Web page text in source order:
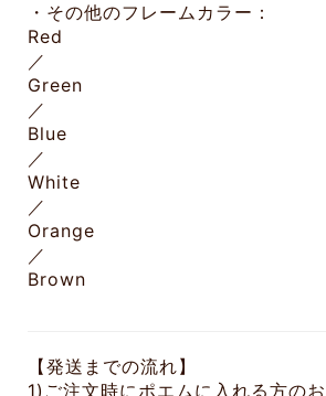
・その他のフレームカラー：
Red
／
Green
／
Blue
／
White
／
Orange
／
Brown
【発送までの流れ】
1)ご注文時にポエムに入れる方の